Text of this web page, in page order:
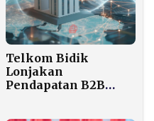
Telkom Bidik
Lonjakan
Pendapatan B2B